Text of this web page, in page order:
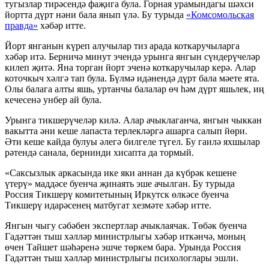
тугызлар тирәсендә фаҗига була. Горная урамындагы шәхси
йортта дүрт нәни бала янып үлә. Бу турыда «Комсомольская
правда» хәбәр итте.
Йорт янганын күреп алучылар тиз арада коткаручыларга
хәбәр итә. Берничә минут эчендә урынга янгын сүндерүчеләр
килеп җитә. Яна торган йорт эченә коткаручылар керә. Алар
коточкыч хәлгә тап була. Бүлмә идәнендә дүрт бала мәете ята.
Олы балага алты яшь, уртанчы балалар өч һәм дүрт яшьлек, иң
кечесенә унбер ай була.
Урынга тикшерүчеләр килә. Алар ачыклаганча, янгын чыккан
вакытта әни кеше лапаста терлекләргә ашарга салып йөри.
Әти кеше кайда булуы әлегә билгеле түгел. Бу гаилә яхшылар
рәтендә санала, бернинди хисапта да тормый.
«Саксызлык аркасында ике яки аннан да күбрәк кешене
үтерү» маддәсе буенча җинаять эше ачылган. Бу турыда
Россия Тикшерү комитетының Иркутск өлкәсе буенча
Тикшерү идарәсенең матбугат хезмәте хәбәр итте.
Янгын чыгу сәбәбен экспертлар ачыклаячак. Төбәк буенча
Гадәттән тыш хәлләр министрлыгы хәбәр иткәнчә, моның
өчен Тайшет шәһәренә эшче төркем бара. Урында Россия
Гадәттән тыш хәлләр министрлыгы психологлары эшли.